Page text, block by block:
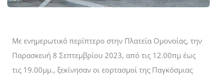
Με ενημερωτικό περίπτερο στην Πλατεία Ομονοίας, την
Παρασκευή 8 Σεπτεμβρίου 2023, από τις 12.00πμ έως
τις 19.00μμ., ξεκίνησαν οι εορτασμοί της Παγκόσμιας